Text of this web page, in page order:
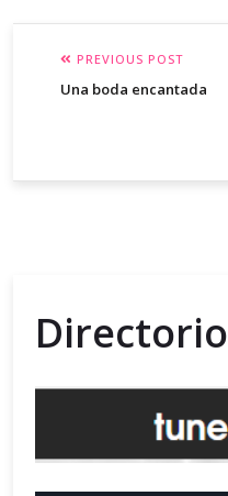
PREVIOUS POST
Una boda encantada